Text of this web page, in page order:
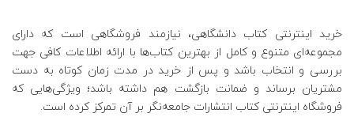
خرید اینترنتی کتاب‌ دانشگاهی، نیازمند فروشگاهی است که دارای
مجموعه‌ای متنوع و کامل از بهترین کتاب‌ها با ارائه اطلاعات کافی جهت
بررسی و انتخاب باشد و پس از خرید در مدت زمان کوتاه به دست
مشتریان برساند و ضمانت بازگشت هم داشته باشد؛ ویژگی‌هایی که
فروشگاه اینترنتی کتاب انتشارات جامعه‌نگر بر آن تمرکز کرده است.